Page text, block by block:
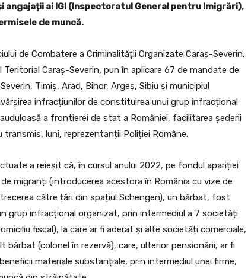
angajații ai IGI (Inspectoratul General pentru Imigrări),
de muncă.
de Combatere a Criminalității Organizate Caraș-Severin,
Teritorial Caraș-Severin, pun în aplicare 67 de mandate de
Timiş, Arad, Bihor, Argeş, Sibiu şi municipiul
infracțiunilor de constituirea unui grup infracțional
a frontierei de stat a României, facilitarea șederii
transmis, luni, reprezentanții Poliției Române.
a reieșit că, în cursul anului 2022, pe fondul apariției
migranți (introducerea acestora în România cu vize de
către țări din spațiul Schengen), un bărbat, fost
grup infracțional organizat, prin intermediul a 7 societăți
fiscal), la care ar fi aderat și alte societăți comerciale,
(colonel în rezervă), care, ulterior pensionării, ar fi
materiale substanțiale, prin intermediul unei firme,